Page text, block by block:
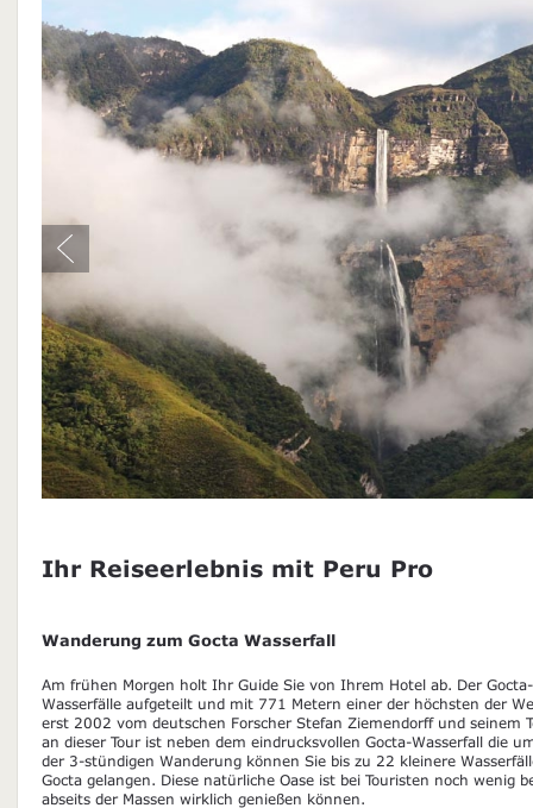
Ihr Reiseerlebnis mit Peru Pro
Wanderung zum Gocta Wasserfall
Am frühen Morgen holt Ihr Guide Sie von Ihrem Hotel ab. Der
Wasserfälle aufgeteilt und mit 771 Metern einer der höchsten der
erst 2002 vom deutschen Forscher Stefan Ziemendorff und seinem
an dieser Tour ist neben dem eindrucksvollen Gocta-Wasserfall die
der 3-stündigen Wanderung können Sie bis zu 22 kleinere
Gocta gelangen. Diese natürliche Oase ist bei Touristen noch wenig
abseits der Massen wirklich genießen können.